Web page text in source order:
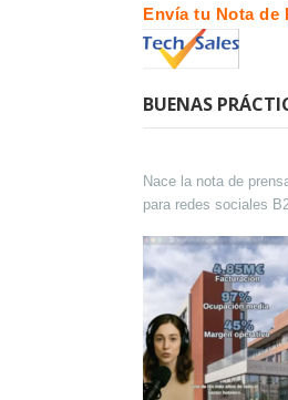
Envía tu Nota de
BUENAS
Nace la nota de
para redes sociales